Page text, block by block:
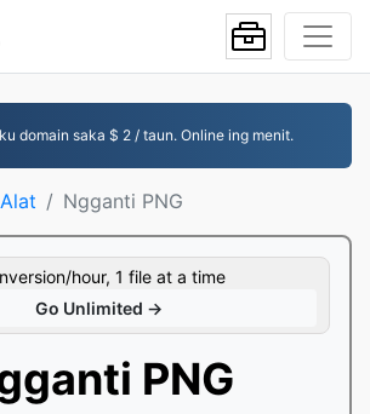
domain saka $ 2 / taun. Online ing menit.
Ngganti PNG
hour, 1 file at a time
Go Unlimited →
PNG